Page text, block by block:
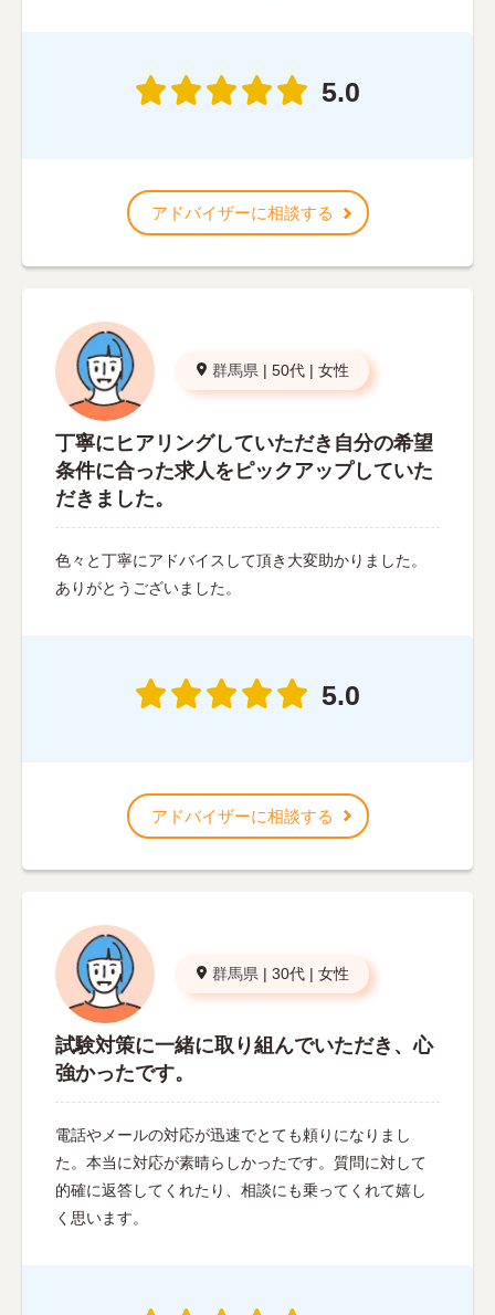
5.0
アドバイザーに相談する
群馬県 | 50代 | 女性
丁寧にヒアリングしていただき自分の希望
条件に合った求人をピックアップしていた
だきました。
色々と丁寧にアドバイスして頂き大変助かりました。
ありがとうございました。
5.0
アドバイザーに相談する
群馬県 | 30代 | 女性
試験対策に一緒に取り組んでいただき、心
強かったです。
電話やメールの対応が迅速でとても頼りになりまし
た。本当に対応が素晴らしかったです。質問に対して
的確に返答してくれたり、相談にも乗ってくれて嬉し
く思います。